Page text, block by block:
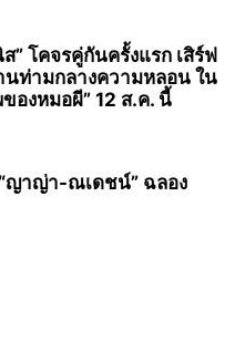
ส” โคจรคู่กันครั้งแรก เสิร์ฟ
นท่ามกลางความหลอน ใน
องหมอผี” 12 ส.ค. นี้
ญาญ่า-ณเดชน์” ฉลอง